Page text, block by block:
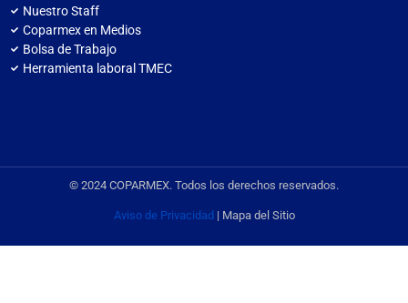
Nuestro Staff
Coparmex en Medios
Bolsa de Trabajo
Herramienta laboral TMEC
© 2024 COPARMEX. Todos los derechos reservados.
Aviso de Privacidad| Mapa del Sitio